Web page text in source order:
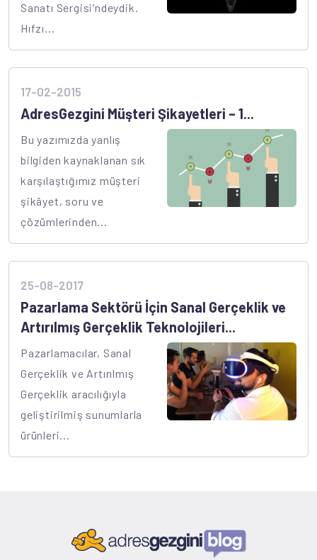
Sanatı Sergisi’ndeydik.
Hıfzı...
17-02-2015
AdresGezgini Müşteri Şikayetleri – 1...
Bu yazımızda yanlış
bilgiden kaynaklanan sık
karşılaştığımız müşteri
şikâyet, soru ve
çözümlerinden...
25-08-2017
Pazarlama Sektörü İçin Sanal Gerçeklik ve
Artırılmış Gerçeklik Teknolojileri...
Pazarlamacılar, Sanal
Gerçeklik ve Artırılmış
Gerçeklik aracılığıyla
geliştirilmiş sunumlarla
ürünleri...